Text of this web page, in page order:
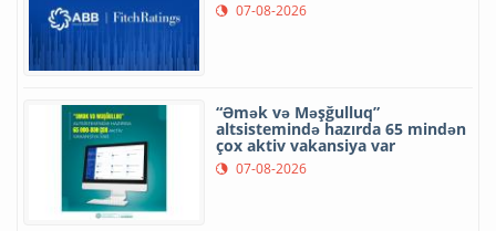
07-08-2026
“Əmək və Məşğulluq”
altsistemində hazırda 65 mindən
çox aktiv vakansiya var
07-08-2026